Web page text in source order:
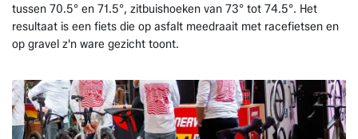
tussen 70.5° en 71.5°, zitbuishoeken van 73° tot 74.5°. Het
resultaat is een fiets die op asfalt meedraait met racefietsen en
op gravel z'n ware gezicht toont. ​